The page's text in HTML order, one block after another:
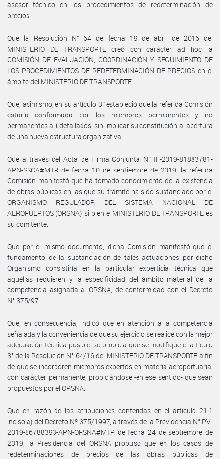
asesor técnico en los procedimientos de redeterminación de
precios.
Que la Resolución N° 64 de fecha 19 de abril de 2016 del
MINISTERIO DE TRANSPORTE creó con carácter ad hoc la
COMISIÓN DE EVALUACIÓN, COORDINACIÓN Y SEGUIMIENTO DE
LOS PROCEDIMIENTOS DE REDETERMINACIÓN DE PRECIOS en el
ámbito del MINISTERIO DE TRANSPORTE.
Que, asimismo, en su artículo 3° estableció que la referida Comisión
estaría conformada por los miembros permanentes y no
permanentes allí detallados, sin implicar su constitución al apertura
de una nueva estructura organizativa.
Que a través del Acta de Firma Conjunta N° IF-2019-81883781-
APN-SSCA#MTR de fecha 10 de septiembre de 2019, la referida
Comisión manifestó que ha tomado conocimiento de la existencia
de obras públicas en las que su trámite ha sido sustanciado por el
ORGANISMO REGULADOR DEL SISTEMA NACIONAL DE
AEROPUERTOS (ORSNA), si bien el MINISTERIO DE TRANSPORTE es
su comitente.
Que por el mismo documento, dicha Comisión manifestó que el
fundamento de la sustanciación de tales actuaciones por dicho
Organismo consistiría en la particular experticia técnica que
aquéllas requieren y la especificidad del ámbito material de la
competencia asignada al ORSNA, de conformidad con el Decreto
N° 375/97.
Que, en consecuencia, indicó que en atención a la competencia
señalada y la conveniencia de que su ejercicio se realice con la mejor
adecuación técnica posible, se propicia que se modifique el artículo
3° de la Resolución N° 64/16 del MINISTERIO DE TRANSPORTE a fin
de que se incorporen miembros expertos en materia aeroportuaria,
con carácter permanente, propiciándose -en ese sentido- que sean
propuestos por el ORSNA.
Que en razón de las atribuciones conferidas en el artículo 21.1
inciso a) del Decreto Nº 375/1997, a través de la Providencia N° PV-
2019-86788393-APN-ORSNA#MTR de fecha 24 de septiembre de
2019, la Presidencia del ORSNA propuso que en los casos de
redeterminaciones de precios de las obras públicas de